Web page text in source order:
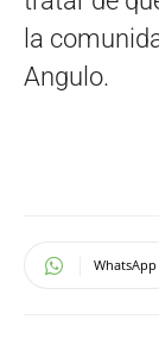
la
Angulo.
WhatsApp